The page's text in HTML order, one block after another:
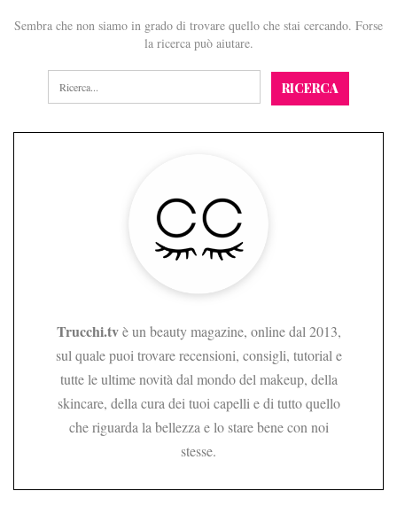
Sembra che non siamo in grado di trovare quello che stai cercando. Forse
la ricerca può aiutare.
Trucchi.tvè un beauty magazine, online dal 2013,
sul quale puoi trovare recensioni, consigli, tutorial e
tutte le ultime novità dal mondo del makeup, della
skincare, della cura dei tuoi capelli e di tutto quello
che riguarda la bellezza e lo stare bene con noi
stesse.